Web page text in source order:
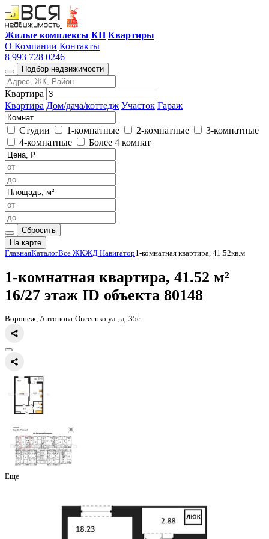
Жилые комплексы КП Квартиры
О Компании Контакты
8 993 728 0246
Подбор недвижимости
Квартира
Квартира Дом/дача/коттедж Участок Гараж
Студии 1-комнатные 2-комнатные
3-комнатные
4-комнатные
Более 4 комнат
Сбросить
На карте
Главная КаталогВсе ЖК ЖД Навигатор
1-комнатная квартира, 41.52
16/27 этаж
Воронеж, Антонова-Овсеенко ул., д. 35с